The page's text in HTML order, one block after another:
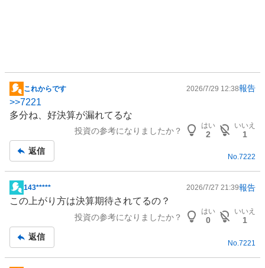
掲
示
板
これからです 2026/7/29 12:38報告
>>7221
多分ね、好決算が漏れてるな
投資の参考になりましたか？
はい
2
いいえ
1
返信
No.7222
掲
示
事
143***** 2026/7/27 21:39報告
この上がり方は決算期待されてるの？
投資の参考になりましたか？
はい
0
いいえ
1
返信
No. 7221